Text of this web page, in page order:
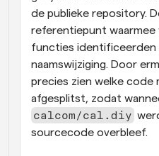
de publieke repository.
referentiepunt waarmee
functies identificeerden
naamswijziging. Door
precies zien welke code
afgesplitst, zodat
calcom/cal.diy
sourcecode overbleef.